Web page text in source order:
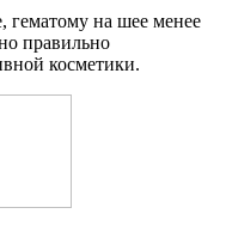
гематому на шее менее
правильно
косметики.